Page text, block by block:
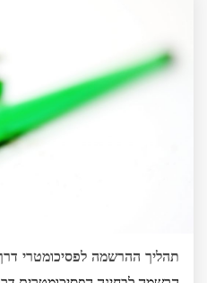
תהליך ההרשמה לפסיכומטרי